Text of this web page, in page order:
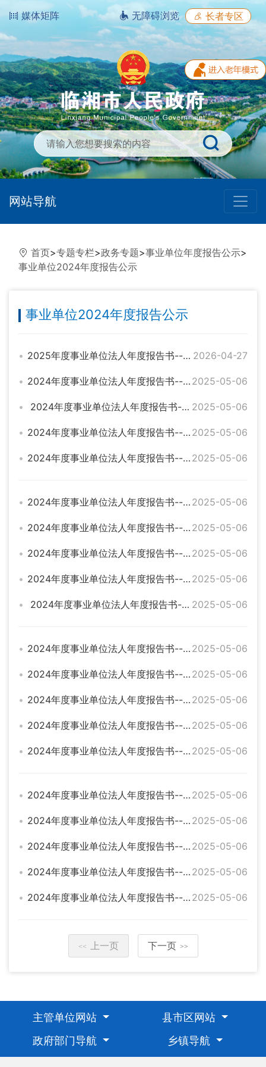
媒体矩阵 无障碍浏览 长者专区
网站导航
首页>专题专栏>政务专题>事业单位年度报告公示>
事业单位2024年度报告公示
事业单位2024年度报告公示
2025年度事业单位法人年度报告书--临湘市畜牧水产事务中心 2026-04-27
2024年度事业单位法人年度报告书--临湘市外贸事务管理中心 2025-05-06
2024年度事业单位法人年度报告书--临湘市物资事务管理中心 2025-05-06
2024年度事业单位法人年度报告书--临湘市法律援助中心 2025-05-06
2024年度事业单位法人年度报告书--临湘市商业事务管理中心 2025-05-06
2024年度事业单位法人年度报告书--临湘市五里牌市场管理所 2025-05-06
2024年度事业单位法人年度报告书--临湘市财政工资统发中心 2025-05-06
2024年度事业单位法人年度报告书--临湘市畜牧水产技术服务站 2025-05-06
2024年度事业单位法人年度报告书--临湘市地质环境监测站 2025-05-06
2024年度事业单位法人年度报告书--临湘市自然资源局黄盖自然资源所 2025-05-06
2024年度事业单位法人年度报告书--临湘市星河广场事务中心 2025-05-06
2024年度事业单位法人年度报告书--临湘市旅游服务中心 2025-05-06
2024年度事业单位法人年度报告书--临湘市第三完全小学 2025-05-06
2024年度事业单位法人年度报告书--临湘市聂市中心林业站 2025-05-06
2024年度事业单位法人年度报告书--临湘市交通建设质量和安全监督站 2025-05-06
2024年度事业单位法人年度报告书--临湘市城东市容环境卫生管理所 2025-05-06
2024年度事业单位法人年度报告书--临湘市白云湖公园事务中心 2025-05-06
2024年度事业单位法人年度报告书--临湘市鸭栏电排站 2025-05-06
2024年度事业单位法人年度报告书--临湘市农产品质量安全检验检测中心 2025-05-06
2024年度事业单位法人年度报告书--临湘市财政国库集中支付中心 2025-05-06
<< 上一页 下一页 >>
主管单位网站
县市区网站
政府部门导航
乡镇导航